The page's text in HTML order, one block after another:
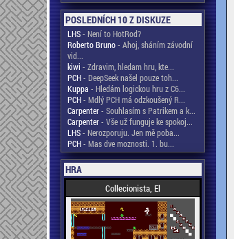
POSLEDNÍCH 10 Z DISKUZE
LHS- Není to HotRod?
Roberto Bruno- Ahoj, sháním závodní
vid...
kiwi - Zdravim, hledam hru, kte...
PCH- DeepSeek našel pouze toh...
Kuppa - Hledám logickou hru z C6...
PCH- Mdlý PCH má odzkoušený R...
Carpenter- Souhlasím s Patrikem a k...
Carpenter- Vše už funguje ke spokoj...
LHS- Nerozporuju. Jen mě poba...
PCH- Mas dve moznosti. 1. bu...
HRA
Collecionista, El